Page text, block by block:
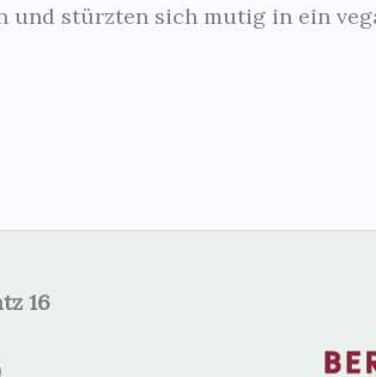
stürzten sich mutig in ein
16